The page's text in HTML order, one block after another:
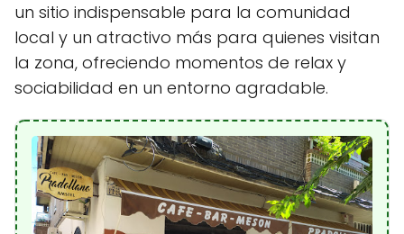
un sitio indispensable para la comunidad
local y un atractivo más para quienes visitan
la zona, ofreciendo momentos de relax y
sociabilidad en un entorno agradable.